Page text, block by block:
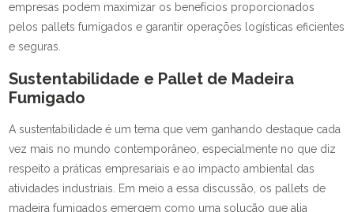
empresas podem maximizar os benefícios proporcionados
pelos pallets fumigados e garantir operações logísticas eficientes
e seguras.
Sustentabilidade e Pallet de Madeira
Fumigado
A sustentabilidade é um tema que vem ganhando destaque cada
vez mais no mundo contemporâneo, especialmente no que diz
respeito a práticas empresariais e ao impacto ambiental das
atividades industriais. Em meio a essa discussão, os pallets de
madeira fumigados emergem como uma solução que alia